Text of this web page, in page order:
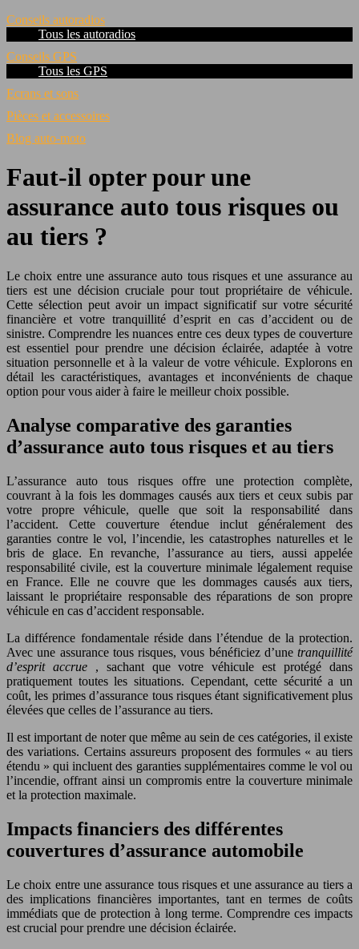
Conseils autoradios
Tous les autoradios
Conseils GPS
Tous les GPS
Ecrans et sons
Pièces et accessoires
Blog auto-moto
Faut-il opter pour une
assurance auto tous risques ou
au tiers ?
Le choix entre une assurance auto tous risques et une assurance au
tiers est une décision cruciale pour tout propriétaire de véhicule.
Cette sélection peut avoir un impact significatif sur votre sécurité
financière et votre tranquillité d’esprit en cas d’accident ou de
sinistre. Comprendre les nuances entre ces deux types de couverture
est essentiel pour prendre une décision éclairée, adaptée à votre
situation personnelle et à la valeur de votre véhicule. Explorons en
détail les caractéristiques, avantages et inconvénients de chaque
option pour vous aider à faire le meilleur choix possible.
Analyse comparative des garanties
d’assurance auto tous risques et au tiers
L’assurance auto tous risques offre une protection complète,
couvrant à la fois les dommages causés aux tiers et ceux subis par
votre propre véhicule, quelle que soit la responsabilité dans
l’accident. Cette couverture étendue inclut généralement des
garanties contre le vol, l’incendie, les catastrophes naturelles et le
bris de glace. En revanche, l’assurance au tiers, aussi appelée
responsabilité civile, est la couverture minimale légalement requise
en France. Elle ne couvre que les dommages causés aux tiers,
laissant le propriétaire responsable des réparations de son propre
véhicule en cas d’accident responsable.
La différence fondamentale réside dans l’étendue de la protection.
Avec une assurance tous risques, vous bénéficiez d’une tranquillité
d’esprit accrue , sachant que votre véhicule est protégé dans
pratiquement toutes les situations. Cependant, cette sécurité a un
coût, les primes d’assurance tous risques étant significativement plus
élevées que celles de l’assurance au tiers.
Il est important de noter que même au sein de ces catégories, il existe
des variations. Certains assureurs proposent des formules « au tiers
étendu » qui incluent des garanties supplémentaires comme le vol ou
l’incendie, offrant ainsi un compromis entre la couverture minimale
et la protection maximale.
Impacts financiers des différentes
couvertures d’assurance automobile
Le choix entre une assurance tous risques et une assurance au tiers a
des implications financières importantes, tant en termes de coûts
immédiats que de protection à long terme. Comprendre ces impacts
est crucial pour prendre une décision éclairée.